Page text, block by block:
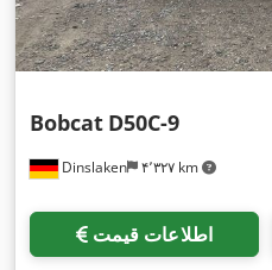
Dinslaken ۴٬۳۲۷ km
Bobcat D50C-9
اطلاعات قیمت